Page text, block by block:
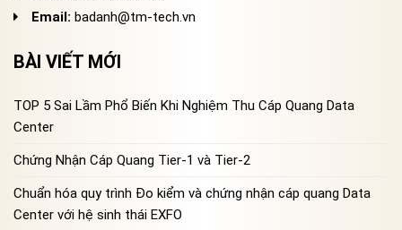
Email: badanh@tm-tech.vn
BÀI VIẾT MỚI
TOP 5 Sai Lầm Phổ Biến Khi Nghiệm Thu Cáp Quang Data
Center
Chứng Nhận Cáp Quang Tier-1 và Tier-2
Chuẩn hóa quy trình Đo kiểm và chứng nhận cáp quang Data
Center với hệ sinh thái EXFO